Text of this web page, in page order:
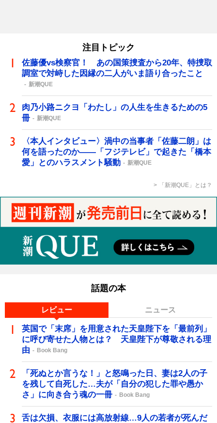
注目トピック
佐藤優vs検察官！ あの国策捜査から20年、特捜取
調室で対峙した因縁の二人がいま語り合ったこと
新潮QUE
肉乃小路ニクヨ「わたし」の人生を生きるための5
冊
新潮QUE
〈本人インタビュー〉渦中の当事者「佐藤二朗」は
何を語ったのか――「フジテレビ」で起きた「橋本
愛」とのハラスメント騒動
新潮QUE
「新潮QUE」とは？
話題の本
レビュー ニュース
英国で「末席」を用意された天皇陛下を「最前列」
に呼び寄せた人物とは？ 天皇陛下が尊敬される理
由
Book Bang
「死ぬとか言うな！」と怒鳴った日、妻は2人の子
を残して自死した…夫が「自分の犯した罪や愚か
さ」に向き合う魂の一冊
Book Bang
舌は欠損、衣服には高放射線…9人の若者が死んだ